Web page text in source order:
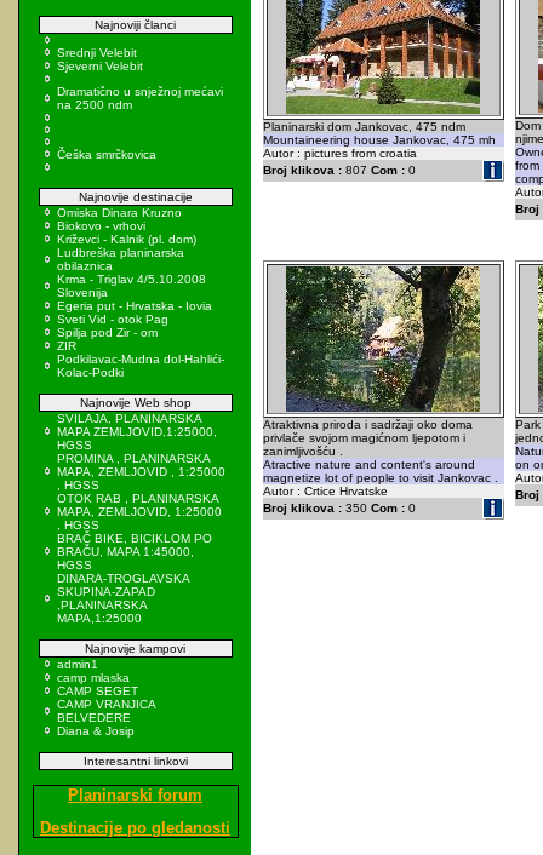
Najnoviji članci
Srednji Velebit
Sjeverni Velebit
Dramatično u snježnoj mećavi
na 2500 ndm
Češka smrčkovica
Najnovije destinacije
Omiska Dinara Kruzno
Biokovo - vrhovi
Križevci - Kalnik (pl. dom)
Ludbreška planinarska
obilaznica
Krma - Triglav 4/5.10.2008
Slovenija
Egeria put - Hrvatska - Iovia
Sveti Vid - otok Pag
Spilja pod Zir - om
ZIR
Podkilavac-Mudna dol-Hahlići-
Kolac-Podki
Najnovije Web shop
SVILAJA, PLANINARSKA
MAPA ZEMLJOVID,1:25000,
HGSS
PROMINA , PLANINARSKA
MAPA, ZEMLJOVID , 1:25000
, HGSS
OTOK RAB , PLANINARSKA
MAPA, ZEMLJOVID, 1:25000
, HGSS
BRAČ BIKE, BICIKLOM PO
BRAČU, MAPA 1:45000,
HGSS
DINARA-TROGLAVSKA
SKUPINA-ZAPAD
,PLANINARSKA
MAPA,1:25000
Najnovije kampovi
admin1
camp mlaska
CAMP SEGET
CAMP VRANJICA
BELVEDERE
Diana & Josip
Interesantni linkovi
Planinarski forum
Destinacije po gledanosti
Planinarski dom Jankovac, 475 ndm
Mountaineering house Jankovac, 475 mh
Autor : pictures from croatia
Broj klikova :807 Com :0
from
Broj
Atraktivna priroda i sadržaji oko doma
privlače svojom magićnom ljepotom i
zanimljivošću .
Atractive nature and content's around
magnetize lot of people to visit Jankovac .
Autor : Crtice Hrvatske
Broj klikova :350 Com :0
on
Broj